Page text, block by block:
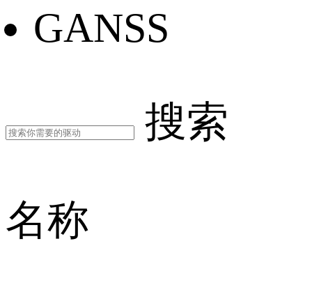
GANSS
搜索
名称